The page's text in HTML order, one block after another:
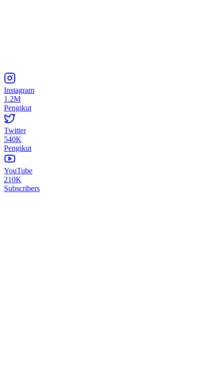
Instagram
1.2M
Pengikut
Twitter
540K
Pengikut
YouTube
210K
Subscribers